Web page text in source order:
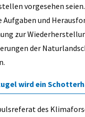
vorgesehen
Aufgaben und
zur
der
wird ein
des